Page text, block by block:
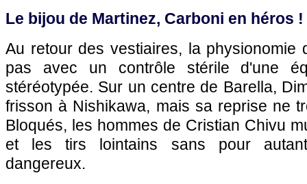
Le bijou de Martinez, Carboni en héros !
Au retour des vestiaires, la physionomie
pas avec un contrôle stérile d'une
stéréotypée. Sur un centre de Barella,
frisson à Nishikawa, mais sa reprise ne
Bloqués, les hommes de Cristian Chivu
et les tirs lointains sans pour
dangereux.